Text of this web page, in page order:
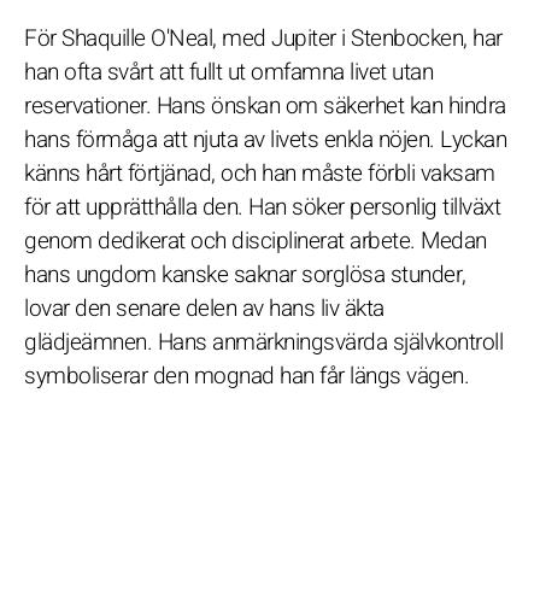
För Shaquille O'Neal, med Jupiter i Stenbocken, har
han ofta svårt att fullt ut omfamna livet utan
reservationer. Hans önskan om säkerhet kan hindra
hans förmåga att njuta av livets enkla nöjen. Lyckan
känns hårt förtjänad, och han måste förbli vaksam
för att upprätthålla den. Han söker personlig tillväxt
genom dedikerat och disciplinerat arbete. Medan
hans ungdom kanske saknar sorglösa stunder,
lovar den senare delen av hans liv äkta
glädjeämnen. Hans anmärkningsvärda självkontroll
symboliserar den mognad han får längs vägen.